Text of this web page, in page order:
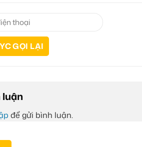
để gửi bình luận.